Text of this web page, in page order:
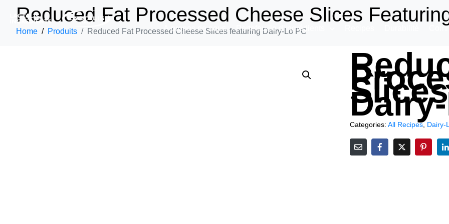
À propos de nous Portefeuille d’ingrédients
Reduced Fat Processed Cheese Slices
Home Produits Reduced Fat Processed Cheese Slices featuring Dairy-Lo PC
Categories: All Recipes, Dairy-